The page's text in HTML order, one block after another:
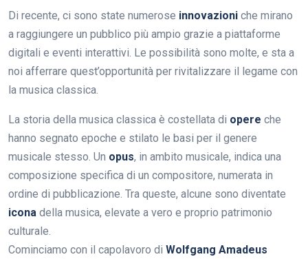
Di recente, ci sono state numerose innovazioni che mirano
a raggiungere un pubblico più ampio grazie a piattaforme
digitali e eventi interattivi. Le possibilità sono molte, e sta a
noi afferrare quest’opportunità per rivitalizzare il legame con
la musica classica.
La storia della musica classica è costellata di opere che
hanno segnato epoche e stilato le basi per il genere
musicale stesso. Un opus, in ambito musicale, indica una
composizione specifica di un compositore, numerata in
ordine di pubblicazione. Tra queste, alcune sono diventate
icona della musica, elevate a vero e proprio patrimonio
culturale.
Cominciamo con il capolavoro di Wolfgang Amadeus